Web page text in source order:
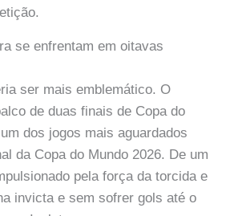
se enfrentam em oitavas
ser mais emblemático. O
de duas finais de Copa do
dos jogos mais aguardados
da Copa do Mundo 2026. De um
pela força da torcida e
invicta e sem sofrer gols até o